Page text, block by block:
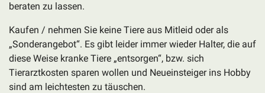
beraten zu lassen.
Kaufen / nehmen Sie keine Tiere aus Mitleid oder als
„Sonderangebot“. Es gibt leider immer wieder Halter, die auf
diese Weise kranke Tiere „entsorgen“, bzw. sich
Tierarztkosten sparen wollen und Neueinsteiger ins Hobby
sind am leichtesten zu täuschen.